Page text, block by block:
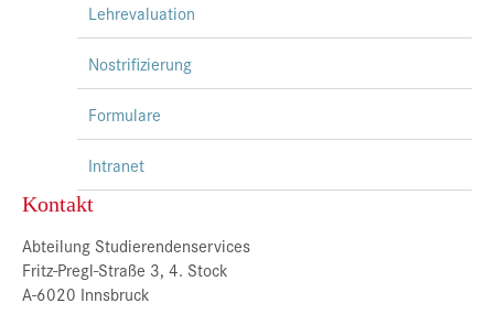
Lehrevaluation
Nostrifizierung
Formulare
Intranet
Kontakt
Abteilung Studierendenservices
Fritz-Pregl-Straße 3, 4. Stock
A-6020 Innsbruck